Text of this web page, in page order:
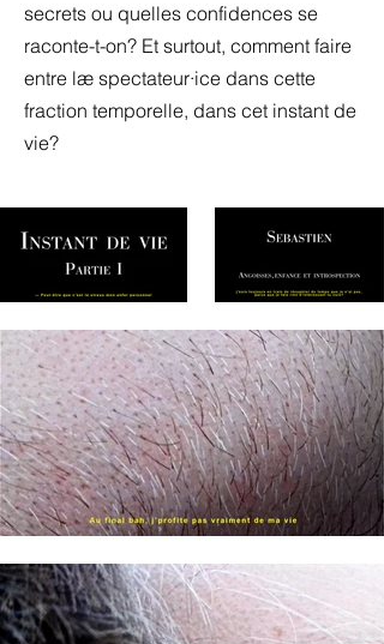
secrets ou quelles confidences se
raconte-t-on? Et surtout, comment faire
entre læ spectateur·ice dans cette
fraction temporelle, dans cet instant de
vie?